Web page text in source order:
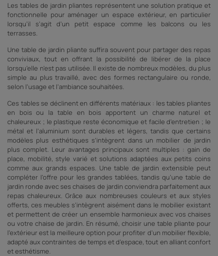
Les tables de jardin pliantes représentent une solution pratique et
fonctionnelle pour aménager un espace extérieur, en particulier
lorsqu’il s’agit d’un petit espace comme les balcons ou les
terrasses.
Une table de jardin pliante suffira souvent pour partager des repas
conviviaux, tout en offrant la possibilité de libérer de la place
lorsqu’elle n’est pas utilisée. Il existe de nombreux modèles, du plus
simple au plus travaillé, avec des formes rectangulaire ou ronde,
selon l’usage et l’ambiance souhaitées.
Ces tables se déclinent en différents matériaux : les tables pliantes
en bois ou la table en bois apportent un charme naturel et
chaleureux ; le plastique reste économique et facile d’entretien ; le
métal et l’aluminium sont durables et légers, tandis que certains
modèles plus esthétiques s’intègrent dans un mobilier de jardin
plus complet. Leur avantages principaux sont multiples : gain de
place, mobilité, style varié et solutions adaptées aux petits coins
comme aux grands espaces. Une table de jardin extensible peut
compléter l’offre pour les grandes tablées, tandis qu’une table de
jardin ronde avec ses chaises de jardin conviendra parfaitement aux
repas chaleureux. Grâce aux nombreuses couleurs et aux styles
offerts, ces meubles s’intègrent aisément dans le mobilier existant
et permettent de créer un ensemble harmonieux avec vos chaises
ou votre chaise de jardin. En résumé, choisir une table pliante pour
l’extérieur est la meilleure option pour profiter d’un mobilier flexible,
adapté aux contraintes de temps et d’espace, tout en alliant confort
et esthétisme.